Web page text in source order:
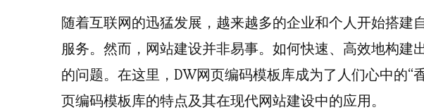
随着互联网的迅猛发展，越来越多的企业和个人开始搭建
服务。然而，网站建设并非易事。如何快速、高效地构建
的问题。在这里，DW网页编码模板库成为了人们心中的“
页编码模板库的特点及其在现代网站建设中的应用。